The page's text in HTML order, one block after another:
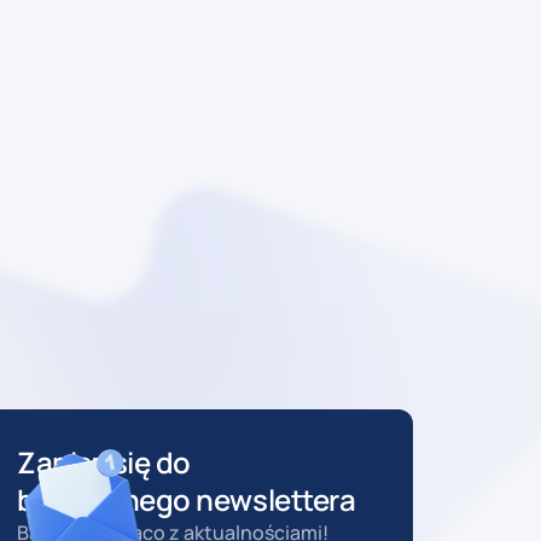
Zapisz się do
bezpłatnego newslettera
Bądź na bieżąco z aktualnościami!